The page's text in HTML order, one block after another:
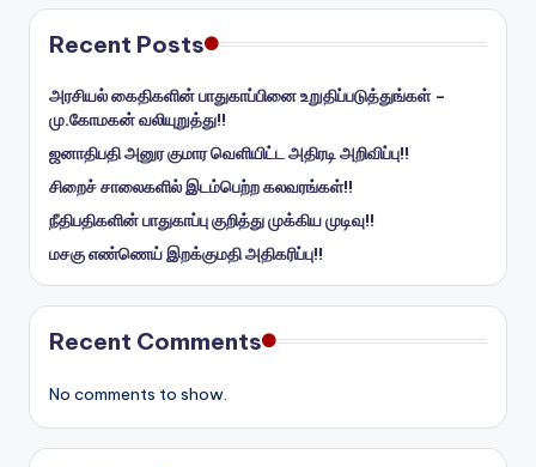
Recent Posts
அரசியல் கைதிகளின் பாதுகாப்பினை உறுதிப்படுத்துங்கள் –
மு.கோமகன் வலியுறுத்து!!
ஜனாதிபதி அனுர குமார வெளியிட்ட அதிரடி அறிவிப்பு!!
சிறைச் சாலைகளில் இடம்பெற்ற கலவரங்கள்!!
நீதிபதிகளின் பாதுகாப்பு குறித்து முக்கிய முடிவு!!
மசகு எண்ணெய் இறக்குமதி அதிகரிப்பு!!
Recent Comments
No comments to show.